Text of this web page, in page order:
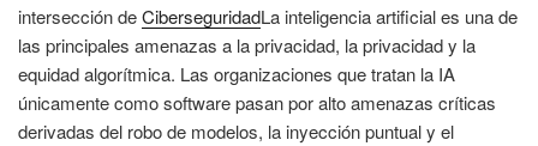
intersección deCiberseguridadLa inteligencia artificial es una de
las principales amenazas a la privacidad, la privacidad y la
equidad algorítmica. Las organizaciones que tratan la IA
únicamente como software pasan por alto amenazas críticas
derivadas del robo de modelos, la inyección puntual y el